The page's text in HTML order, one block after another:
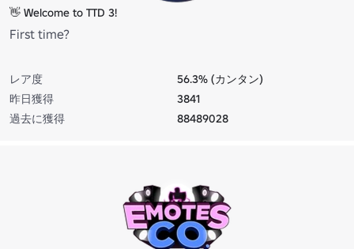
👋 Welcome to TTD 3!
First time?
レア度
56.3% (カンタン)
昨日獲得
3841
過去に獲得
88489028